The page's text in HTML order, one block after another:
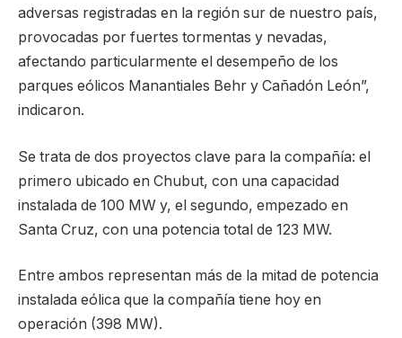
adversas registradas en la región sur de nuestro país,
provocadas por fuertes tormentas y nevadas,
afectando particularmente el desempeño de los
parques eólicos Manantiales Behr y Cañadón León”,
indicaron.
Se trata de dos proyectos clave para la compañía: el
primero ubicado en Chubut, con una capacidad
instalada de 100 MW y, el segundo, empezado en
Santa Cruz, con una potencia total de 123 MW.
Entre ambos representan más de la mitad de potencia
instalada eólica que la compañía tiene hoy en
operación (398 MW).